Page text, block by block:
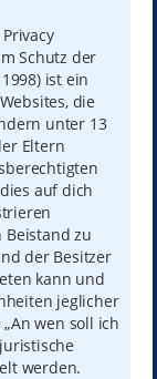
Schutz der
ist ein
die
unter 13
Eltern
auf dich
zu
der Besitzer
kann und
jeglicher
wen soll ich
werden.